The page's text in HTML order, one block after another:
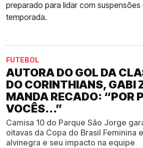
preparado para lidar com
temporada.
FUTEBOL
AUTORA DO GOL DA
DO CORINTHIANS, GABI
MANDA RECADO: “POR
VOCÊS...”
Camisa 10 do Parque São Jorge
oitavas da Copa do Brasil Feminina
alvinegra e seu impacto na equipe